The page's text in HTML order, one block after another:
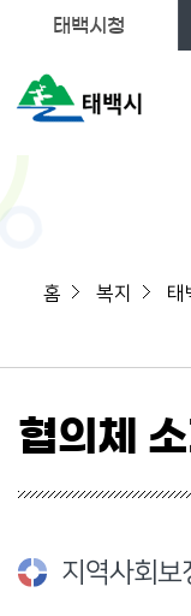
태백시청
홈 복지 태
협의체 소
지역사회보